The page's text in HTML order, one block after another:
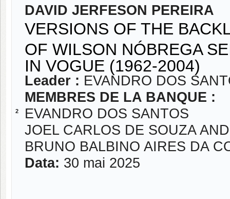
2
DAVID JERFESON PEREIRA
VERSIONS OF THE
OF WILSON NÓBREGA
IN VOGUE (1962-2004)
Leader : EVANDRO DOS
MEMBRES DE LA BANQUE :
EVANDRO DOS SANTOS
JOEL CARLOS DE SOUZA
BRUNO BALBINO AIRES DA
Data: 30 mai 2025